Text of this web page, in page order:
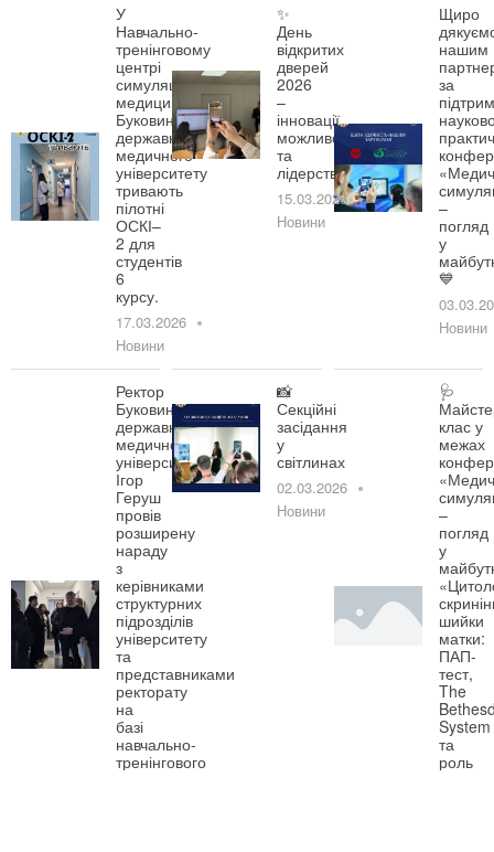
У
Навчально-
тренінговому
центрі
симуляційної
медицини
Буковинського
державного
медичного
університету
тривають
пілотні
ОСКІ–
2 для
студентів
6
курсу.
17.03.2026
Новини
✨
День
відкритих
дверей
2026
–
інновації,
можливості
та
лідерство!
15.03.2026
Новини
Щиро
нашим
за
–
погляд
у
💙
Новини
Ректор
Буковинського
державного
медичного
університету
Ігор
Геруш
провів
розширену
нараду
з
керівниками
структурних
підрозділів
університету
та
представниками
ректорату
на
базі
навчально-
тренінгового
📸
Секційні
засідання
у
світлинах
02.03.2026
Новини
🩺
клас у
межах
–
погляд
у
шийки
матки:
ПАП-
тест,
The
System
та
роль